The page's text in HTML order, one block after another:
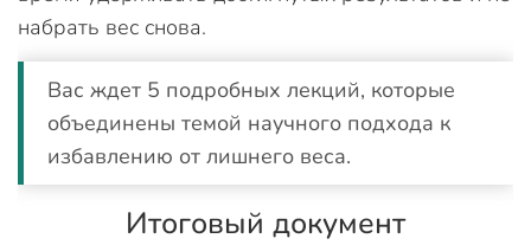
набрать вес снова.
Вас ждет 5 подробных лекций, которые
объединены темой научного подхода к
избавлению от лишнего веса.
Итоговый документ